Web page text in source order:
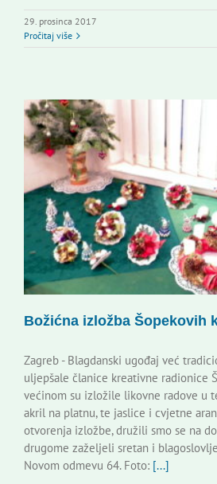
29. prosinca 2017
Pročitaj više
Božićna izložba Šopekovih
Zagreb - Blagdanski ugođaj već
uljepšale članice kreativne radionice
većinom su izložile likovne radove u
akril na platnu, te jaslice i cvjetne
otvorenja izložbe, družili smo se na
drugome zaželjeli sretan i
Novom odmevu 64. Foto: [...]